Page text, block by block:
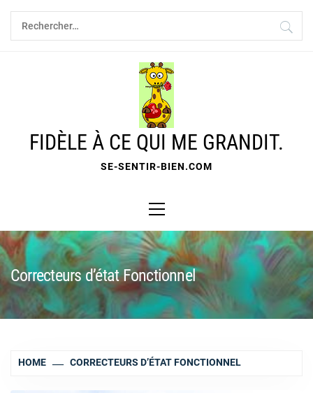
Skip
content
Rechercher :
FIDÈLE À CE QUI ME GRANDIT.
SE-SENTIR-BIEN.COM
Menu
Correcteurs d’état Fonctionnel
HOME CORRECTEURS D’ÉTAT FONCTIONNEL